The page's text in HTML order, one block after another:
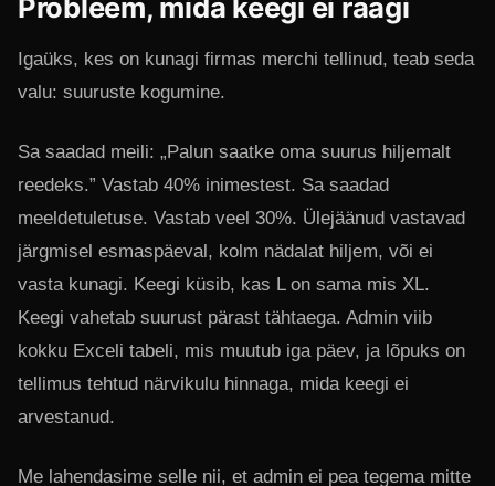
Probleem, mida keegi ei räägi
Igaüks, kes on kunagi firmas merchi tellinud, teab seda
valu: suuruste kogumine.
Sa saadad meili: „Palun saatke oma suurus hiljemalt
reedeks.” Vastab 40% inimestest. Sa saadad
meeldetuletuse. Vastab veel 30%. Ülejäänud vastavad
järgmisel esmaspäeval, kolm nädalat hiljem, või ei
vasta kunagi. Keegi küsib, kas L on sama mis XL.
Keegi vahetab suurust pärast tähtaega. Admin viib
kokku Exceli tabeli, mis muutub iga päev, ja lõpuks on
tellimus tehtud närvikulu hinnaga, mida keegi ei
arvestanud.
Me lahendasime selle nii, et admin ei pea tegema mitte